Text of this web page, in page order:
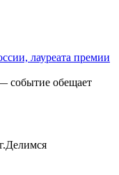
лауреата премии
событие обещает